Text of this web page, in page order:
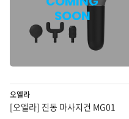
SOON
오엘라
[오엘라] 진동 마사지건 MG01